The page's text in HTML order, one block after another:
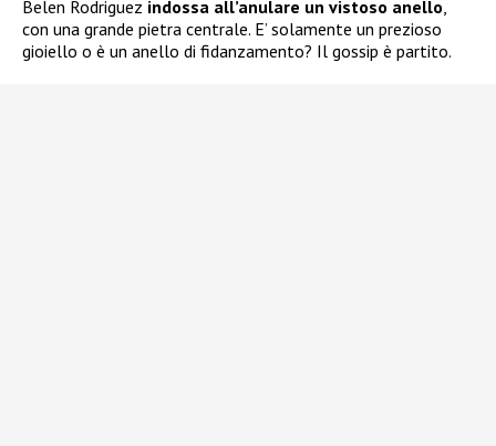
Belen Rodriguez indossa all’anulare un vistoso anello
con una grande pietra centrale. E’ solamente un prezioso
gioiello o è un anello di fidanzamento? Il gossip è partito.